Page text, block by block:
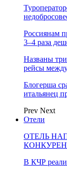
Россиянам
3–4 раза
Названы
рейсы
Блогерша
итальянец
Prev Next
Отели
ОТЕЛЬ
В КЧР